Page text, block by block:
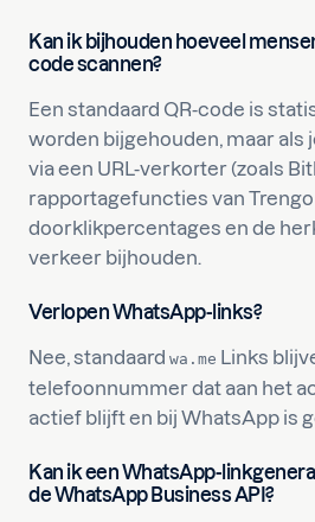
Kan ik bijhouden hoeveel
code scannen?
Een standaard QR-code is
worden bijgehouden, maar als
via een URL-verkorter (zoals
rapportagefuncties van
doorklikpercentages en de
verkeer bijhouden.
Verlopen WhatsApp-links?
Nee, standaard wa.me Links
telefoonnummer dat aan het
actief blijft en bij WhatsApp is
Kan ik een WhatsApp-
de WhatsApp Business API?